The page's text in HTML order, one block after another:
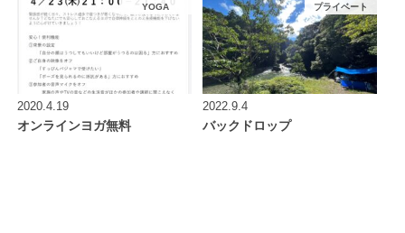
YOGA
2020.4.19
オンラインヨガ無料
プライベート
2022.9.4
バックドロップ